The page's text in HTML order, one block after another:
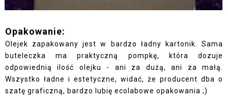
Opakowanie:
Olejek zapakowany jest w bardzo ładny kartonik. Sama
buteleczka ma praktyczną pompkę, która dozuje
odpowiednią ilość olejku - ani za dużą, ani za małą.
Wszystko ładne i estetyczne, widać, że producent dba o
szatę graficzną, bardzo lubię ecolabowe opakowania ;)